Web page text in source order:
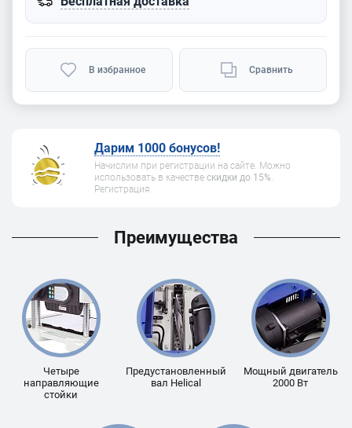
В избранное Сравнить
Дарим 1000 бонусов!
Начислим при регистрации на сайте. Можно
использовать в качестве скидки до 15%.
Регистрация
Преимущества
Четыре
направляющие
стойки
Предустановленный
вал Helical
Мощный двигатель
2000 Вт